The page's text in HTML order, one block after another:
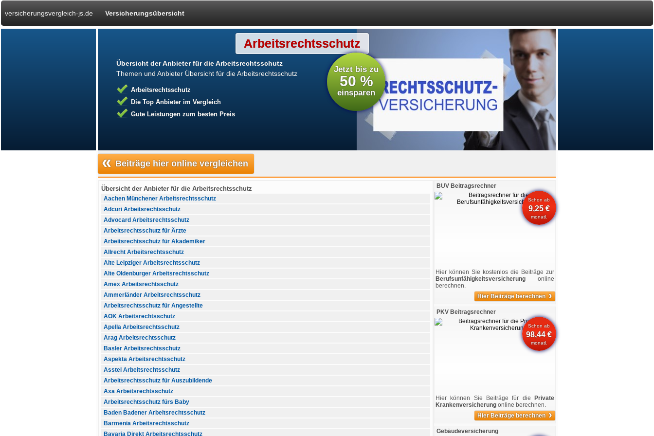
versicherungsvergleich-js.de Versicherungsübersicht
Übersicht der Anbieter für die Arbeitsrechtsschutz
Themen und Anbieter Übersicht für die Arbeitsrechtsschutz
Arbeitsrechtsschutz
Die Top Anbieter im Vergleich
Gute Leistungen zum besten Preis
Jetzt bis zu
50 %
einsparen
Arbeitsrechtsschutz
« Beiträge hier online vergleichen
Übersicht der Anbieter für die Arbeitsrechtsschutz
Aachen Münchener Arbeitsrechtsschutz
Adcuri Arbeitsrechtsschutz
Advocard Arbeitsrechtsschutz
Arbeitsrechtsschutz für Ärzte
Arbeitsrechtsschutz für Akademiker
Allrecht Arbeitsrechtsschutz
Alte Leipziger Arbeitsrechtsschutz
Alte Oldenburger Arbeitsrechtsschutz
Amex Arbeitsrechtsschutz
Ammerländer Arbeitsrechtsschutz
Arbeitsrechtsschutz für Angestellte
AOK Arbeitsrechtsschutz
Apella Arbeitsrechtsschutz
Arag Arbeitsrechtsschutz
Basler Arbeitsrechtsschutz
Aspekta Arbeitsrechtsschutz
Asstel Arbeitsrechtsschutz
Arbeitsrechtsschutz für Auszubildende
Axa Arbeitsrechtsschutz
Arbeitsrechtsschutz fürs Baby
Baden Badener Arbeitsrechtsschutz
Barmenia Arbeitsrechtsschutz
Bavaria Direkt Arbeitsrechtsschutz
BUV Beitragsrechner
Schon ab
9,25 €
monatl.
Hier können Sie kostenlos die Beiträge zur
Berufsunfähigkeitsversicherungonline
berechnen.
Hier Beiträge berechnen ›
PKV Beitragsrechner
Schon ab
98,44 €
monatl.
Hier können Sie Beiträge für die
Private
Krankenversicherungonline berechnen.
Hier Beiträge berechnen ›
Gebäudeversicherung